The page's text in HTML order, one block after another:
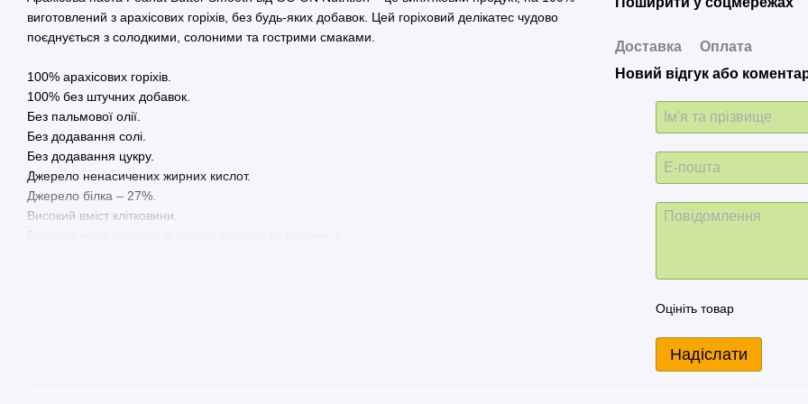
виготовлений з арахісових горіхів, без будь-яких добавок. Цей горіховий делікатес чудово
поєднується з солодкими, солоними та гострими смаками.
100% арахісових горіхів.
100% без штучних добавок.
Без пальмової олії.
Без додавання солі.
Без додавання цукру.
Джерело ненасичених жирних кислот.
Джерело білка – 27%.
Високий вміст клітковини.
Доставка
Оплата
Новий відгук або
Оцініть товар
Надіслати